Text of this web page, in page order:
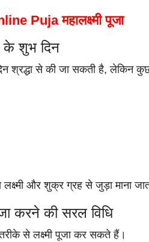
Pujaमहालक्ष्मी पूजा
के शुभ दिन
दिन श्रद्धा से की जा सकती है, लेकिन
लक्ष्मी और शुक्र ग्रह से जुड़ा माना
करने की सरल विधि
से लक्ष्मी पूजा कर सकते हैं।